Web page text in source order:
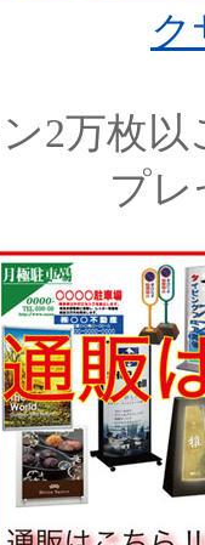
ク
2万枚
プ